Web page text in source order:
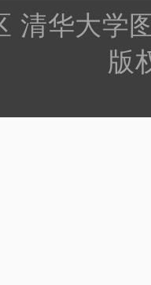
清华大学
版